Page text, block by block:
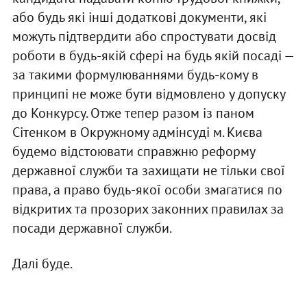
або будь які інші додаткові документи, які
можуть підтвердити або спростувати досвід
роботи в будь-якій сфері на будь якій посаді —
за такими формулюваннями будь-кому в
принципі не може бути відмовлено у допуску
до Конкурсу. Отже тепер разом із паном
Сітенком в Окружному адмінсуді м. Києва
будемо відстоювати справжню реформу
державної служби та захищати не тільки свої
права, а право будь-якої особи змагатися по
відкритих та прозорих законних правилах за
посади державної служби.
Далі буде.